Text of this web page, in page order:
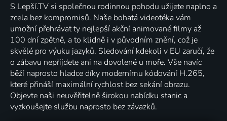
S Lepší.TV si společnou rodinnou pohodu užijete naplno a
zcela bez kompromisů. Naše bohatá videotéka vám
umožní přehrávat ty nejlepší akční animované filmy až
100 dní zpětně, a to klidně i v původním znění, což je
skvělé pro výuku jazyků. Sledování kdekoli v EU zaručí, že
o zábavu nepřijdete ani na dovolené u moře. Vše navíc
běží naprosto hladce díky modernímu kódování H.265,
které přináší maximální rychlost bez sekání obrazu.
Objevte naši neuvěřitelně širokou nabídku stanic a
vyzkoušejte službu naprosto bez závazků.